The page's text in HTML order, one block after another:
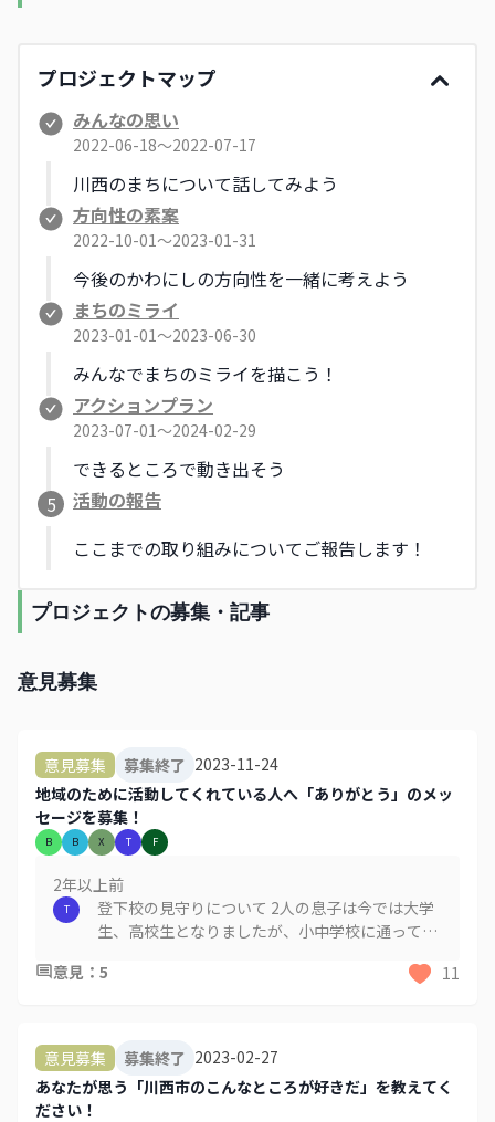
プロジェクトマップ
みんなの思い
2022-06-18〜2022-07-17
川西のまちについて話してみよう
方向性の素案
2022-10-01〜2023-01-31
今後のかわにしの方向性を一緒に考えよう
まちのミライ
2023-01-01〜2023-06-30
みんなでまちのミライを描こう！
アクションプラン
2023-07-01〜2024-02-29
できるところで動き出そう
5
活動の報告
ここまでの取り組みについてご報告します！
プロジェクトの募集・記事
意見募集
意見募集 募集終了 2023-11-24
地域のために活動してくれている人へ「ありがとう」のメッ
セージを募集！
B B X T F
2年以上前
T
登下校の見守りについて 2人の息子は今では大学
生、高校生となりましたが、小中学校に通ってい
をしていただきました。特に低学年の時には心配
た。暑い日も寒い日も雨の日も毎日毎日本当に感
謝の気持ちでいっぱいです。今でも地域で見守っ
ていただいた方々への感謝の気持ちを忘れず、過
意見 ： 5 11
意見募集 募集終了 2023-02-27
あなたが思う「川西市のこんなところが好きだ」を教えてく
ださい！